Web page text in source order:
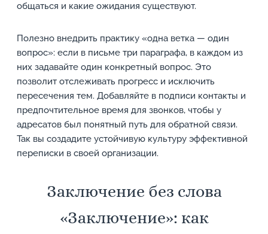
общаться и какие ожидания существуют.
Полезно внедрить практику «одна ветка — один
вопрос»: если в письме три параграфа, в каждом из
них задавайте один конкретный вопрос. Это
позволит отслеживать прогресс и исключить
пересечения тем. Добавляйте в подписи контакты и
предпочтительное время для звонков, чтобы у
адресатов был понятный путь для обратной связи.
Так вы создадите устойчивую культуру эффективной
переписки в своей организации.
Заключение без слова
«Заключение»: как